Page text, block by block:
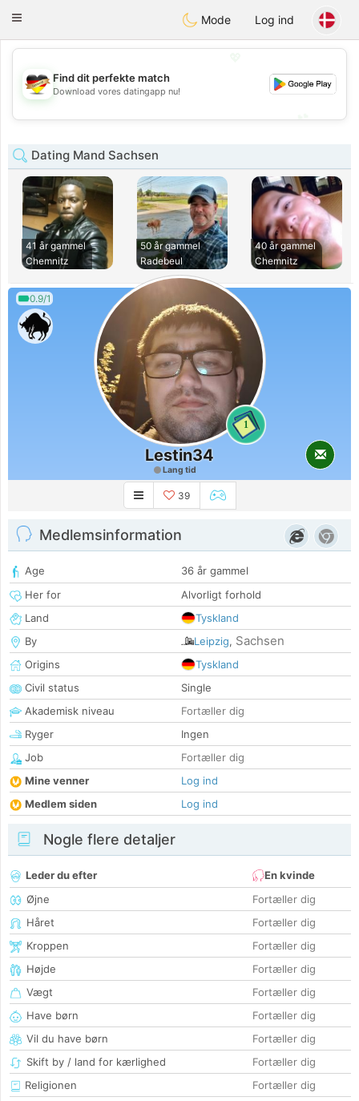
DeutschDating
Toggle
Mode Log ind
💖
💕
Find dit perfekte match
Download vores datingapp nu!
Dating Mand Sachsen
41 år gammel
Chemnitz
50 år gammel
Radebeul
40 år gammel
Chemnitz
0.9/1
1
Lestin34
Lang tid
39
Medlemsinformation
Age
36 år gammel
Her for
Alvorligt forhold
Land
Tyskland
By
Leipzig, Sachsen
Origins
Tyskland
Civil status
Single
Akademisk niveau
Fortæller dig
Ryger
Ingen
Job
Fortæller dig
Mine venner
Log ind
Medlem siden
Log ind
Nogle flere detaljer
Leder du efter
En kvinde
Øjne
Fortæller dig
Håret
Fortæller dig
Kroppen
Fortæller dig
Højde
Fortæller dig
Vægt
Fortæller dig
Have børn
Fortæller dig
Vil du have børn
Fortæller dig
Skift by / land for kærlighed
Fortæller dig
Religionen
Fortæller dig